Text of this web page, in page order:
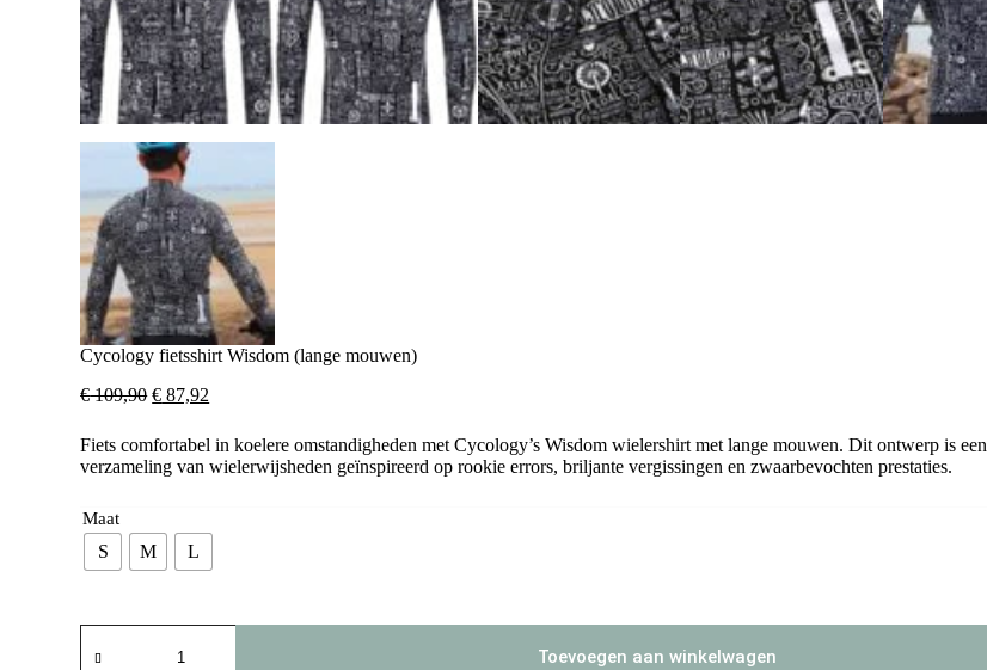
Cycology fietsshirt Wisdom (lange mouwen)
€109,90 Oorspronkelijke
was:
€ 109,90.
€ 87,92
is:
€ 87,92.
Fiets comfortabel in koelere omstandigheden met Cycology’s Wisdom wielershirt met lange mouwen. Dit ontwerp is een
verzameling van wielerwijsheden geïnspireerd op rookie errors, briljante vergissingen en zwaarbevochten prestaties.
Maat
S M L
fietsshirt
Toevoegen aan winkelwagen